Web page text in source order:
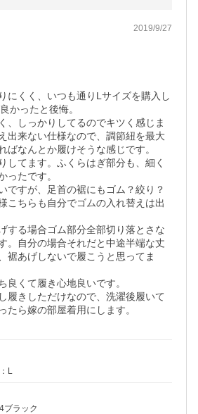
2019/9/27
にくく、いつも通りLサイズを購入し
かったと後悔。
、しっかりしてるのでキツく感じま
出来ない仕様なので、調節紐を最大
ばなんとか履けそうな感じです。
してます。ふくらはぎ部分も、細く
ったです。
ですが、足首の裾にもゴム？絞り？
こちらも自分でゴムの入れ替えは出
する場合ゴム部分全部切り落とさな
。自分の場合それだと中途半端な丈
裾あげしないで履こうと思ってま
良くて履き心地良いです。
履きしただけなので、洗濯後履いて
たら嫁の部屋着用にします。
L
ブラック